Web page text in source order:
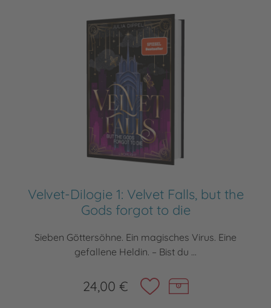
Velvet-Dilogie 1: Velvet Falls, but the
Gods forgot to die
Sieben Göttersöhne. Ein magisches Virus. Eine
gefallene Heldin. – Bist du ...
24,00 €